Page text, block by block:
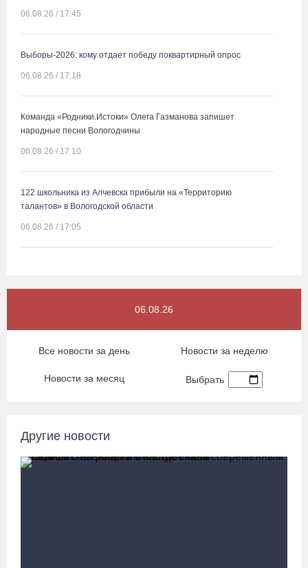
06.08.26 / 17:45
Выборы-2026: кому отдает победу поквартирный опрос
06.08.26 / 17:18
Команда «Родники.Истоки» Олега Газманова запишет
народные песни Вологодчины
06.08.26 / 17:10
122 школьника из Алчевска прибыли на «Территорию
талантов» в Вологодской области
06.08.26 / 17:05
Вологжане смогут сводить родителей в музей Китая со скидкой
06.08.26
Все новости за день Новости за неделю
Новости за месяц Выбрать
Другие новости